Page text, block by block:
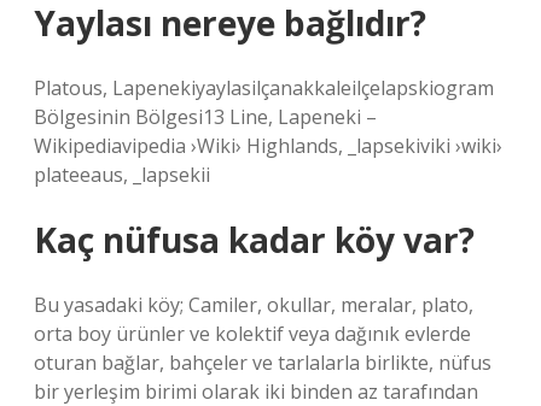
Yaylası nereye bağlıdır?
Platous, Lapenekiyaylasilçanakkaleilçelapskiogram
Bölgesinin Bölgesi13 Line, Lapeneki –
Wikipediavipedia ›Wiki› Highlands, _lapsekiviki ›wiki›
plateeaus, _lapsekii
Kaç nüfusa kadar köy var?
Bu yasadaki köy; Camiler, okullar, meralar, plato,
orta boy ürünler ve kolektif veya dağınık evlerde
oturan bağlar, bahçeler ve tarlalarla birlikte, nüfus
bir yerleşim birimi olarak iki binden az tarafından